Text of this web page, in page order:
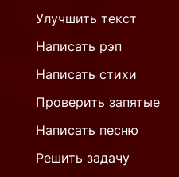
Улучшить текст
Написать рэп
Написать стихи
Проверить запятые
Написать песню
Решить задачу